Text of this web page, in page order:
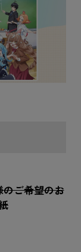
ご希望のお